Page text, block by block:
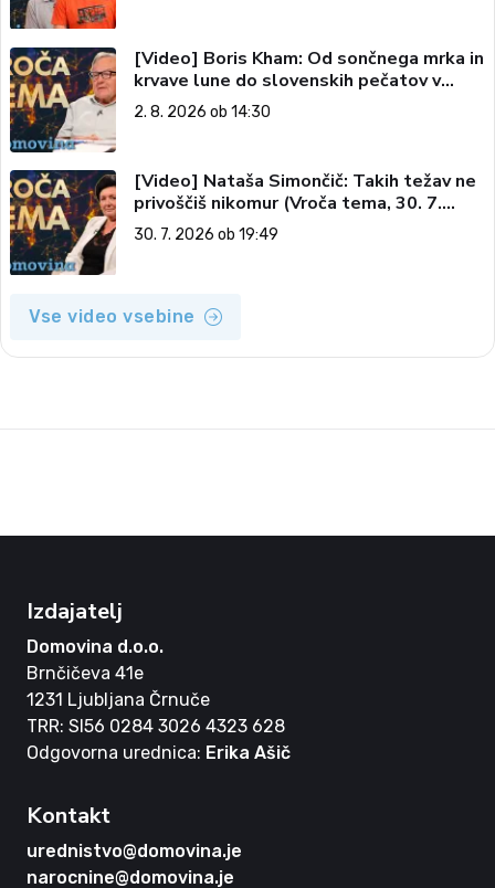
[Video] Boris Kham: Od sončnega mrka in
krvave lune do slovenskih pečatov v
vesolju (Vroča tema, 2. 8. 2026)
2. 8. 2026 ob 14:30
[Video] Nataša Simončič: Takih težav ne
privoščiš nikomur (Vroča tema, 30. 7.
2026)
30. 7. 2026 ob 19:49
Vse video vsebine
Izdajatelj
Domovina d.o.o.
Brnčičeva 41e
1231 Ljubljana Črnuče
TRR: SI56 0284 3026 4323 628
Odgovorna urednica: Erika Ašič
Kontakt
urednistvo@domovina.je
narocnine@domovina.je